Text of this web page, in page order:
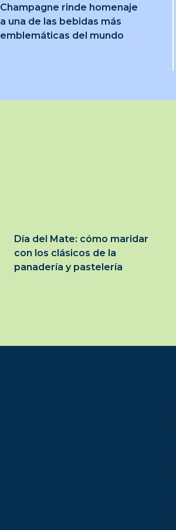
Champagne rinde homenaje
a una de las bebidas más
emblemáticas del mundo
Día del Mate: cómo maridar
con los clásicos de la
panadería y pastelería